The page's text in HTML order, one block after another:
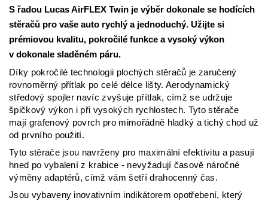
S řadou Lucas AirFLEX Twin je výběr dokonale se hodících
stěračů pro vaše auto rychlý a jednoduchý. Užijte si
prémiovou kvalitu, pokročilé funkce a vysoký výkon
v dokonale sladěném páru.
Díky pokročilé technologii plochých stěračů je zaručený
rovnoměrný přítlak po celé délce lišty. Aerodynamický
středový spojler navíc zvyšuje přítlak, címž se udržuje
špičkový výkon i při vysokých rychlostech. Tyto stěrače
mají grafenový povrch pro mimořádně hladký a tichý chod už
od prvního použití.
Tyto stěrače jsou navrženy pro maximální efektivitu a pasují
hned po vybalení z krabice - nevyžadují časově náročné
výměny adaptérů, címž vám šetří drahocenný čas.
Jsou vybaveny inovativním indikátorem opotřebení, který